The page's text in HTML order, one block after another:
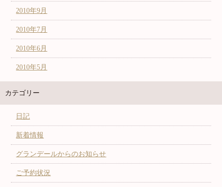
2010年9月
2010年7月
2010年6月
2010年5月
カテゴリー
日記
新着情報
グランデールからのお知らせ
ご予約状況